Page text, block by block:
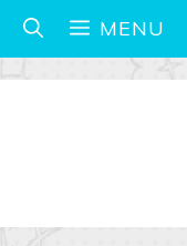
MENU